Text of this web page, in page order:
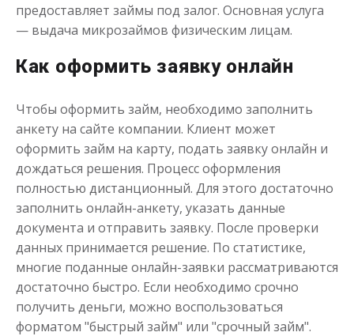
Получить
Переведём в долг
до 50 000
Срок от 1до 21 дня
Получить
предоставляет займы под залог. Основная услуга
— выдача микрозаймов физическим лицам.
Как оформить заявку онлайн
Чтобы оформить займ, необходимо заполнить
анкету на сайте компании. Клиент может
оформить займ на карту, подать заявку онлайн и
дождаться решения. Процесс оформления
полностью дистанционный. Для этого достаточно
заполнить онлайн-анкету, указать данные
документа и отправить заявку. После проверки
данных принимается решение. По статистике,
многие поданные онлайн-заявки рассматриваются
достаточно быстро. Если необходимо срочно
получить деньги, можно воспользоваться
форматом "быстрый займ" или "срочный займ".